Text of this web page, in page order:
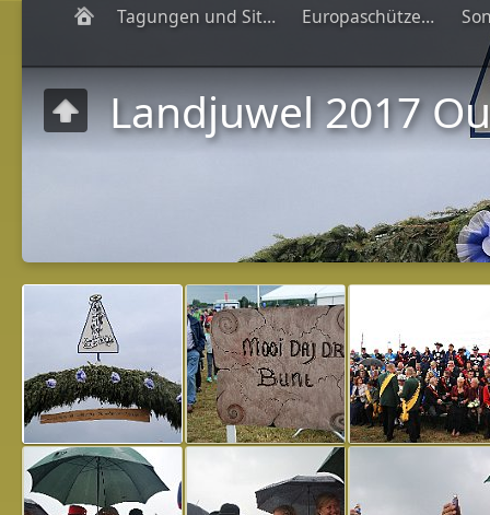
Tagungen und Sitzungen Europaschützenfeste
Landjuwel 2017